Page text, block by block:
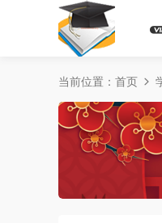
当前位置： 首页